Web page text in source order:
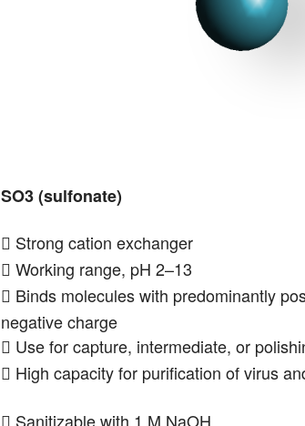
SO3 (sulfonate)
 Strong cation exchanger
 Working range, pH 2–13
 Binds molecules with predominantly
negative charge
 Use for capture, intermediate, or
 High capacity for purification of virus
 Sanitizable with 1 M NaOH